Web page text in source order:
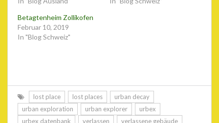
Betagtenheim Zollikofen
Februar 10, 2019
In "Blog Schweiz"
lost place lost places
urban decay
urban exploration
urban explorer
urbex
urbex datenbank
verlassen
verlassene gebäude